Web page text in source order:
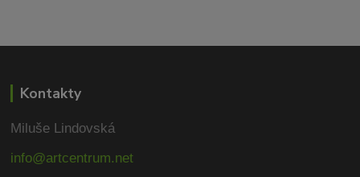
Kontakty
Miluše Lindovská
info@artcentrum.net